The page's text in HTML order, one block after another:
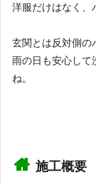
洋服だけはなく、
玄関とは反対側の
雨の日も安心して
ね。
施工概要